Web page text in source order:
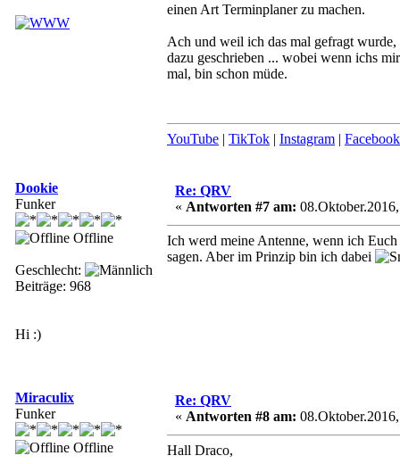
einen Art Terminplaner zu machen.
Ach und weil ich das mal gefragt
dazu geschrieben ... wobei wenn ichs
mal, bin schon müde.
YouTube | TikTok | Instagram | Facebook
Dookie
Funker
Offline
Geschlecht:
Beiträge: 968
Hi :)
Re: QRV
« Antworten #7 am:
Ich werd meine Antenne, wenn ich
sagen. Aber im Prinzip bin ich dabei
Miraculix
Funker
Offline
Re: QRV
« Antworten #8 am:
Hall Draco,